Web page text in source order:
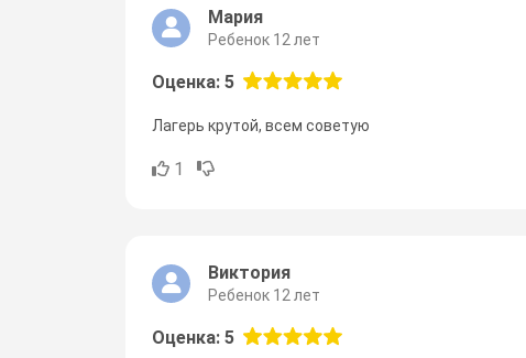
Мария
Ребенок 12 лет
Оценка: 5
Лагерь крутой, всем советую
1
Виктория
Ребенок 12 лет
Оценка: 5